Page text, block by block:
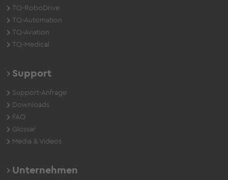
TQ-RoboDrive
TQ-Automation
TQ-Aviation
TQ-Medical
Support
Support-Anfrage
Downloads
FAQ
Glossar
Media & Videos
Unternehmen